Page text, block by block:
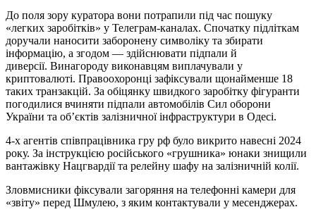
До поля зору куратора вони потрапили під час пошуку
«легких заробітків» у Телеграм-каналах. Спочатку підліткам
доручали наносити заборонену символіку та збирати
інформацію, а згодом — здійснювати підпали й
диверсії. Винагороду виконавцям виплачували у
криптовалюті. Правоохоронці зафіксували щонайменше 18
таких транзакцій. За обіцянку швидкого заробітку фігуранти
погодилися вчиняти підпали автомобілів Сил оборони
України та об’єктів залізничної інфраструктури в Одесі.
4-х агентів співпрацівника гру рф було викрито навесні 2024
року. За інструкцією російського «грушника» юнаки знищили
вантажівку Нацгвардії та релейну шафу на залізничній колії.
Зловмисники фіксували загоряння на телефонні камери для
«звіту» перед Шмулею, з яким контактували у месенджерах.